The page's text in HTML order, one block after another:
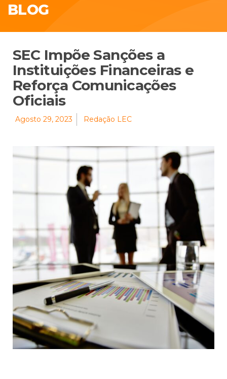
BLOG
SEC Impõe Sanções a
Instituições Financeiras e
Reforça Comunicações
Oficiais
Agosto 29, 2023 Redação LEC